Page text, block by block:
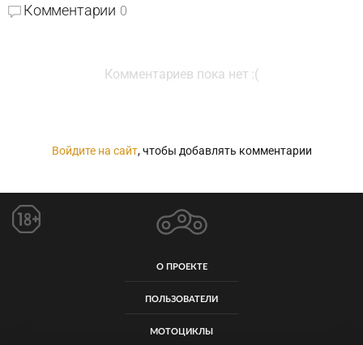
Комментарии 0
Комментариев пока нет :(
Войдите на сайт, чтобы добавлять комментарии
О ПРОЕКТЕ
ПОЛЬЗОВАТЕЛИ
МОТОЦИКЛЫ